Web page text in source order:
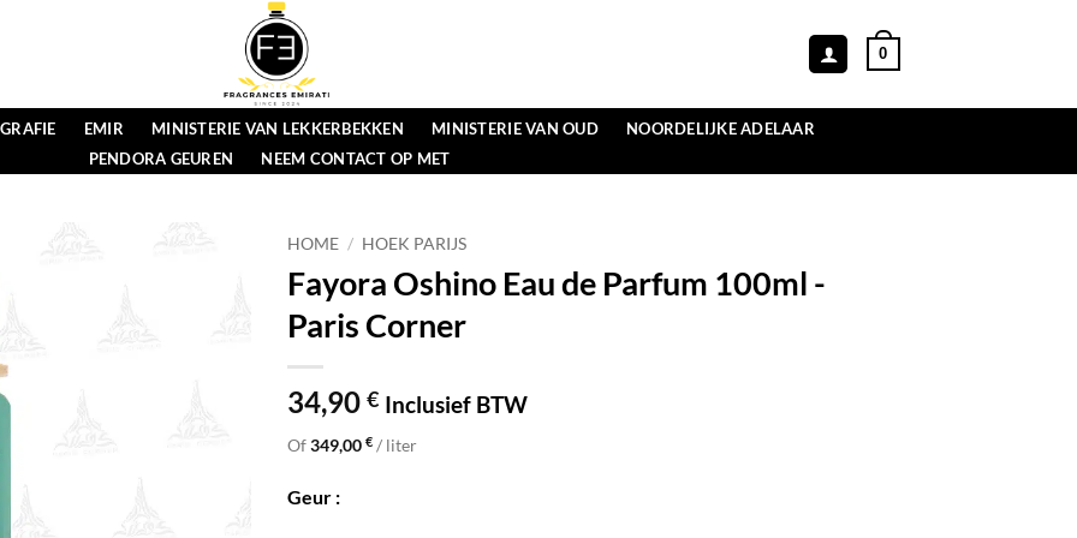
0
EMIR MINISTERIE VAN LEKKERBEKKEN MINISTERIE VAN OUD
NOORDELIJKE ADELAAR
PENDORA GEUREN
NEEM CONTACT OP MET
HOME / HOEK PARIJS
Fayora Oshino Eau de Parfum 100ml -
Paris Corner
34,90 € Inclusief BTW
Of349,00 € / liter
Geur :